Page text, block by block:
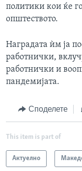
политики кои ќе
општеството.
Наградата ѝм ја
работнички,
работнички и
пандемијата.
Споделете
This item is part of
Актуелно